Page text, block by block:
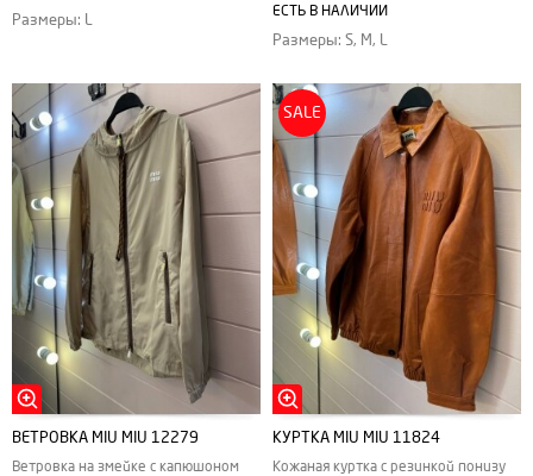
Размеры: L ЕСТЬ В НАЛИЧИИ
Размеры: S, M, L
ВЕТРОВКА MIU MIU 12279
Ветровка на змейке с капюшоном
SALE
КУРТКА MIU MIU 11824
Кожаная куртка с резинкой понизу